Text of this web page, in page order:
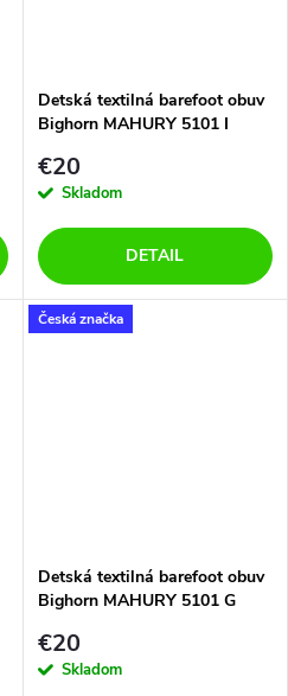
Detská textilná barefoot obuv
Bighorn MAHURY 5101 I
€20
Skladom
DETAIL
Česká značka
Detská textilná barefoot obuv
Bighorn MAHURY 5101 G
€20
Skladom